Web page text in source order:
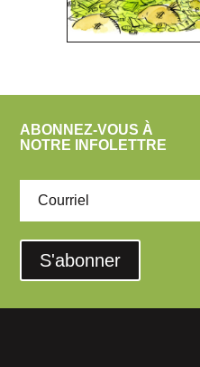
ABONNEZ-VOUS À
NOTRE INFOLETTRE
S'abonner